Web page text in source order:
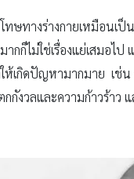
ทษทางร่างกายเหมือน
ากก็ไม่ใช่เรื่องแย่เสมอ
ห้เกิดปัญหามากมาย เช่
กังวลและความก้าวร้า